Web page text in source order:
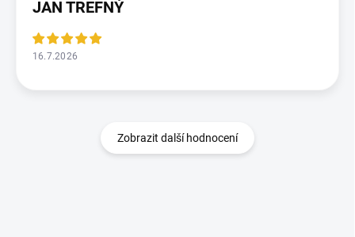
JAN TREFNÝ
16.7.2026
Zobrazit další hodnocení